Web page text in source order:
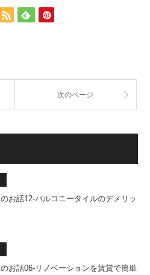
次のページ
お話12-バルコニータイルのデメリッ
お話06-リノベーションを賃貸で簡単